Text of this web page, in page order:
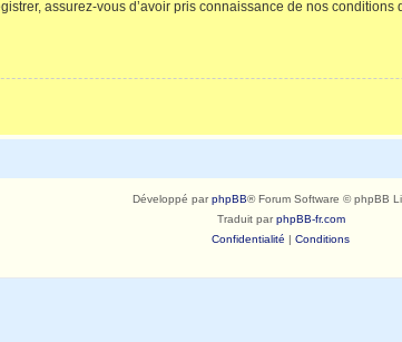
assurez-vous d’avoir pris connaissance de nos
Développé parphpBB® Forum Software © phpBB
Traduit parphpBB-fr.com
Confidentialité | Conditions